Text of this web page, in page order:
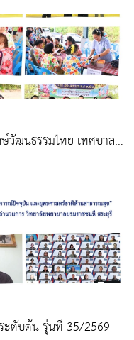
วัฒนธรรมไทย เทศบาล
ะดับต้น รุ่นที่ 35/2569